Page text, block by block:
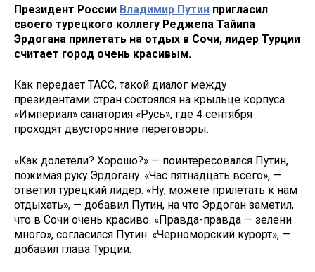
Президент России Владимир Путин пригласил
своего турецкого коллегу Реджепа Тайипа
Эрдогана прилетать на отдых в Сочи, лидер Турции
считает город очень красивым.
Как передает ТАСС, такой диалог между
президентами стран состоялся на крыльце корпуса
«Империал» санатория «Русь», где 4 сентября
проходят двусторонние переговоры.
«Как долетели? Хорошо?» — поинтересовался Путин,
пожимая руку Эрдогану. «Час пятнадцать всего», —
ответил турецкий лидер. «Ну, можете прилетать к нам
отдыхать», — добавил Путин, на что Эрдоган заметил,
что в Сочи очень красиво. «Правда-правда — зелени
много», согласился Путин. «Черноморский курорт», —
добавил глава Турции.